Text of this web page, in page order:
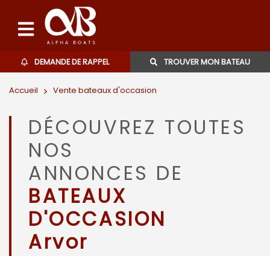
Bateaux d'occasions
L'agence
Contact
06 27 07 57 11
DEMANDE DE RAPPEL TROUVER MON BATEAU
Accueil > Vente bateaux d'occasion
DÉCOUVREZ TOUTES
NOS
ANNONCES DE
BATEAUX
D'OCCASION
Arvor